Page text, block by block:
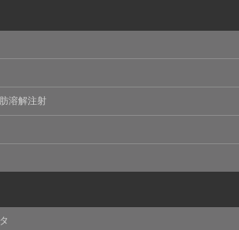
ス利用状況の分析及び症例研究のため
ーケティングのため
体制について】
取り扱う個人情報を、厳正な管理の下
当該個人情報への不正アクセス・紛
および漏洩等を防止するため、必要か
用について】
溶解注射